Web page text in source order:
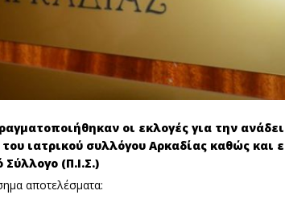
οι εκλογές για την
του ιατρικού συλλόγου Αρκαδίας καθώς
Σύλλογο (Π.Ι.Σ.)
αποτελέσματα: